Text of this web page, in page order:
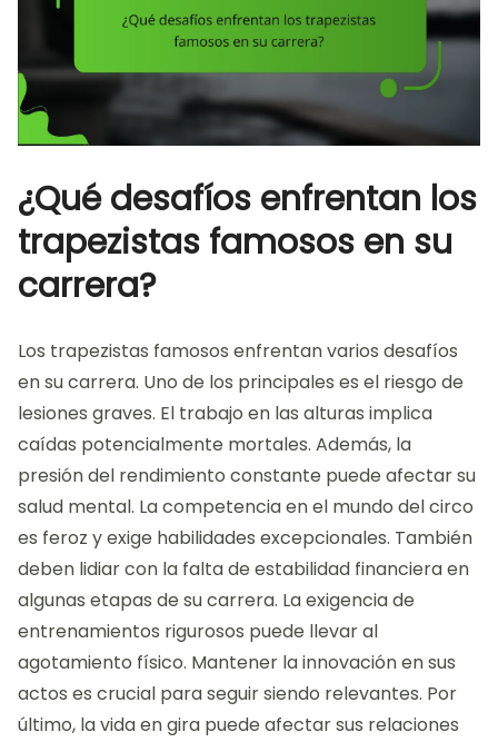
¿Qué desafíos enfrentan los
trapezistas famosos en su
carrera?
Los trapezistas famosos enfrentan varios desafíos
en su carrera. Uno de los principales es el riesgo de
lesiones graves. El trabajo en las alturas implica
caídas potencialmente mortales. Además, la
presión del rendimiento constante puede afectar su
salud mental. La competencia en el mundo del circo
es feroz y exige habilidades excepcionales. También
deben lidiar con la falta de estabilidad financiera en
algunas etapas de su carrera. La exigencia de
entrenamientos rigurosos puede llevar al
agotamiento físico. Mantener la innovación en sus
actos es crucial para seguir siendo relevantes. Por
último, la vida en gira puede afectar sus relaciones